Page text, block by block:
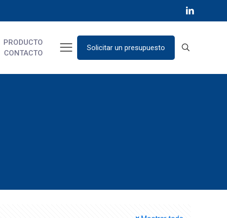
PRODUCTO
CONTACTO
Solicitar un presupuesto